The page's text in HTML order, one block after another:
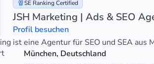
SE Ranking Certified
JSH Marketing | Ads & SEO
Profil besuchen
ist eine Agentur für SEO und SEA aus
München, Deutschland